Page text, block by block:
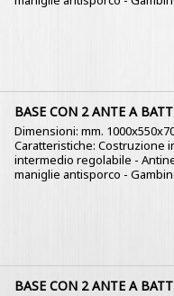
BASE CON 2 ANTE A
Dimensioni: mm.
Caratteristiche: Costruzione
intermedio regolabile -
maniglie antisporco -
BASE CON 2 ANTE A